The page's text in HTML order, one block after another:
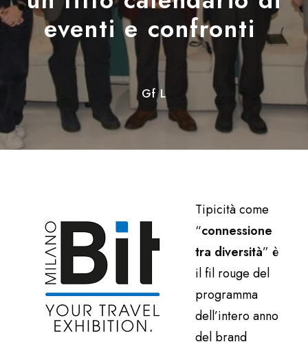
eventi e confronti
Gf L
Tipicità come
“connessione
tra diversità” è
il fil rouge del
programma
dell’intero anno
del brand